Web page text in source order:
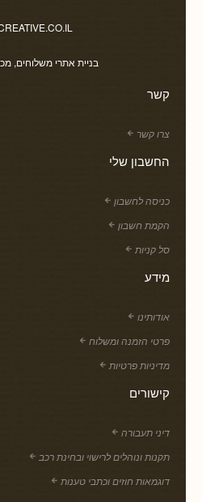
בניית אתרי משלוחים,
קשר
צרו קשר
החשבון שלי
כניסה לחשבון
הקמת חשבון
סל קניות
מידע
אודותינו
פרטי הזמנה ומשלוח
מדיניות פרטיות
קישורים
דיני תעבורה
תקנות ונוהלים לרישוי ובחינת רכב
דוגמאות חוזים וכתבי טענות